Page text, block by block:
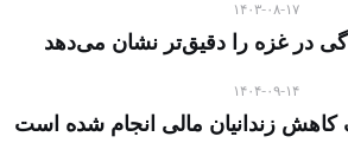
۱۴۰۳-۰۸-۱۷
در غزه را دقیق‌تر نشان می‌دهد
۱۴۰۴-۰۹-۱۴
کاهش زندانیان مالی انجام شده است